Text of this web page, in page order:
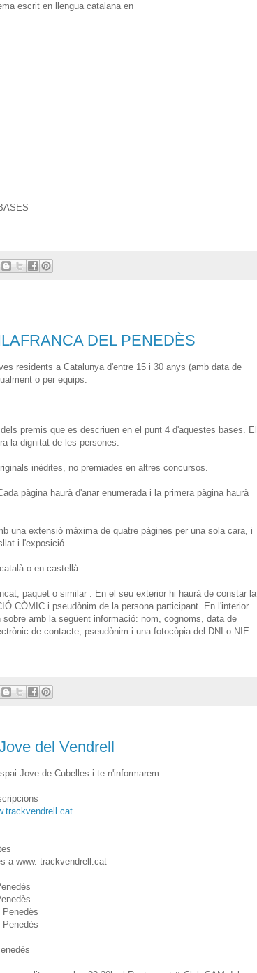
escrit en llengua catalana en
DEL PENEDÈS
residents a Catalunya d'entre 15 i 30 anys (amb data de
o per equips.
premis que es descriuen en el punt 4 d'aquestes bases. El
la dignitat de les persones.
inèdites, no premiades en altres concursos.
pàgina haurà d'anar enumerada i la primera pàgina haurà
una extensió màxima de quatre pàgines per una sola cara, i
i l'exposició.
o en castellà.
paquet o similar . En el seu exterior hi haurà de constar la
CÒMIC i pseudònim de la persona participant. En l'interior
amb la següent informació: nom, cognoms, data de
de contacte, pseudònim i una fotocòpia del DNI o NIE.
del Vendrell
Jove de Cubelles i te n'informarem:
a www. trackvendrell.cat